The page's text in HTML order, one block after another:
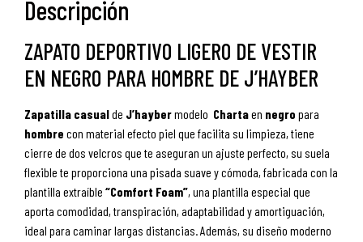
Descripción
ZAPATO DEPORTIVO LIGERO DE VESTIR
EN NEGRO PARA HOMBRE DE J’HAYBER
Zapatilla casualde J’haybermodelo Chartaen negro para
hombre con material efecto piel que facilita su limpieza, tiene
cierre de dos velcros que te aseguran un ajuste perfecto, su suela
flexible te proporciona una pisada suave y cómoda, fabricada con la
plantilla extraíble “Comfort Foam”, una plantilla especial que
aporta comodidad, transpiración, adaptabilidad y amortiguación,
ideal para caminar largas distancias. Además, su diseño moderno